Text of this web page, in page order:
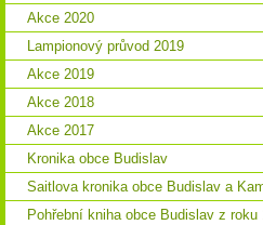
Akce 2020
Lampionový průvod 2019
Akce 2019
Akce 2018
Akce 2017
Kronika obce Budislav
Saitlova kronika obce Budislav a
Pohřební kniha obce Budislav z roku